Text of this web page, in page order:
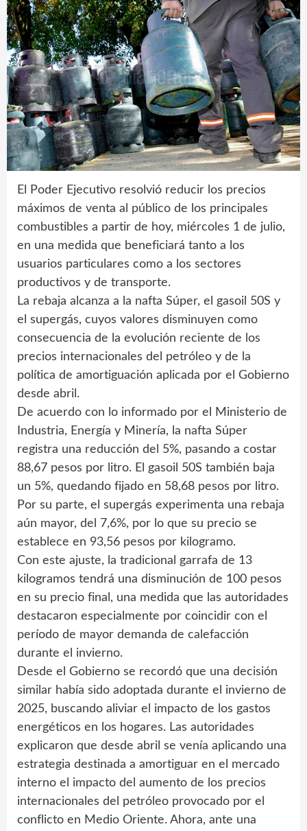
El Poder Ejecutivo resolvió reducir los precios
máximos de venta al público de los principales
combustibles a partir de hoy, miércoles 1 de julio,
en una medida que beneficiará tanto a los
usuarios particulares como a los sectores
productivos y de transporte.
La rebaja alcanza a la nafta Súper, el gasoil 50S y
el supergás, cuyos valores disminuyen como
consecuencia de la evolución reciente de los
precios internacionales del petróleo y de la
política de amortiguación aplicada por el Gobierno
desde abril.
De acuerdo con lo informado por el Ministerio de
Industria, Energía y Minería, la nafta Súper
registra una reducción del 5%, pasando a costar
88,67 pesos por litro. El gasoil 50S también baja
un 5%, quedando fijado en 58,68 pesos por litro.
Por su parte, el supergás experimenta una rebaja
aún mayor, del 7,6%, por lo que su precio se
establece en 93,56 pesos por kilogramo.
Con este ajuste, la tradicional garrafa de 13
kilogramos tendrá una disminución de 100 pesos
en su precio final, una medida que las autoridades
destacaron especialmente por coincidir con el
período de mayor demanda de calefacción
durante el invierno.
Desde el Gobierno se recordó que una decisión
similar había sido adoptada durante el invierno de
2025, buscando aliviar el impacto de los gastos
energéticos en los hogares. Las autoridades
explicaron que desde abril se venía aplicando una
estrategia destinada a amortiguar en el mercado
interno el impacto del aumento de los precios
internacionales del petróleo provocado por el
conflicto en Medio Oriente. Ahora, ante una